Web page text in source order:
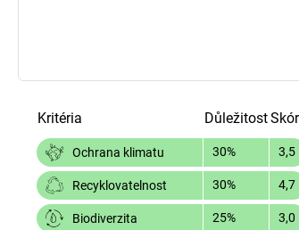
Kritéria Důležitost
Ochrana klimatu 30% 3,5
Recyklovatelnost 30% 4,7
Biodiverzita 25% 3,0